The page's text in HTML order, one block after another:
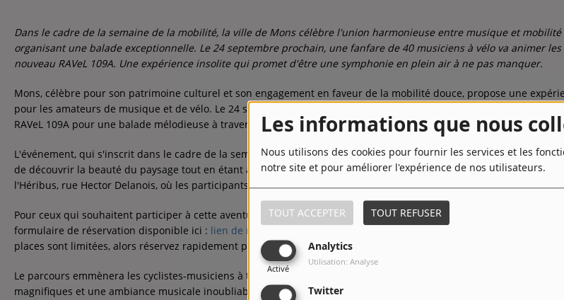
Les informations que nous
Nous utilisons des cookies pour fournir les services et les
notre site et pour améliorer l'expérience de nos utilisateurs.
TOUT ACCEPTER TOUT REFUSER
Analytics
Activé
Utilisation: Analyse
Twitter
Dans le cadre de la semaine de la mobilité, la ville de Mons célèbre l'union harmonieuse entre musique et mobilité
organisant une balade exceptionnelle. Le 24 septembre prochain, une fanfare de 40 musiciens à vélo va animer
nouveau RAVeL 109A. Une expérience insolite qui promet d'être une symphonie en plein air à ne pas manquer.
Mons, célèbre pour son patrimoine culturel et son engagement en faveur de la mobilité douce, propose une
pour les amateurs de musique et de vélo. Le 24 septembre, une fanfare de 40 musiciens à vélo prendra d'assaut le
RAVeL 109A pour une balade mélodieuse à travers la ville.
L'événement, qui s'inscrit dans le cadre de la semaine de la mobilité, offre l'opportunité aux résidents de Mons et
de découvrir la beauté du paysage tout en étant accompagné par une symphonie vivante. La balade débutera sur le
l'Héribus, rue Hector Delanois, où les participants se réuniront pour une expérience musicale et cycliste unique.
Pour ceux qui souhaitent participer à cette aventure musicale, il est essentiel de réserver leur place à l'avance en
formulaire de réservation disponible ici : lien de réservation
places sont limitées, alors réservez rapidement pour garantir votre participation.
Le parcours emmènera les cyclistes-musiciens à travers les paysages pittoresques du RAVeL 109A, offrant des vues
magnifiques et une ambiance musicale inoubliable. La balade se terminera à la halle multisports d'Hyon, située sur